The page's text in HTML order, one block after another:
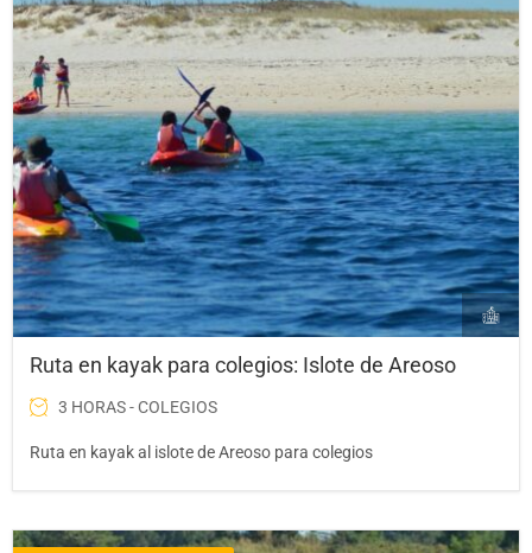
Ruta en kayak para colegios: Islote de Areoso
3 HORAS - COLEGIOS
Ruta en kayak al islote de Areoso para colegios